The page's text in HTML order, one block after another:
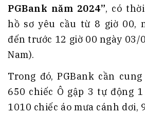
PGBank năm 2024”, có
hồ sơ yêu cầu từ 8 giờ 00,
đến trước 12 giờ 00 ngày 03/
Nam).
Trong đó, PGBank cần
650 chiếc Ô gập 3 tự động
1010 chiếc áo mưa cánh dơi,